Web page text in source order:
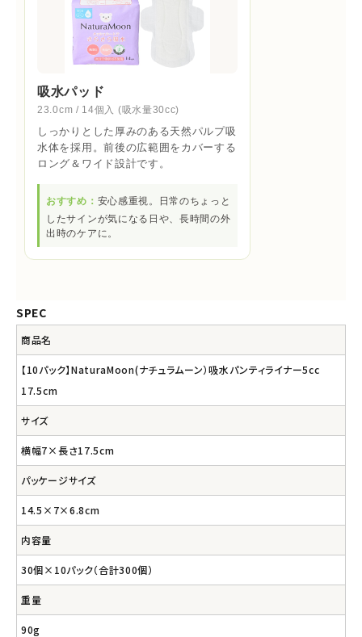
吸水パッド
23.0cm / 14個入 (吸水量30cc)
しっかりとした厚みのある天然パルプ吸
水体を採用。前後の広範囲をカバーする
ロング＆ワイド設計です。
おすすめ： 安心感重視。日常のちょっと
したサインが気になる日や、長時間の外
出時のケアに。
SPEC
商品名
【10パック】NaturaMoon(ナチュラムーン）吸水パンティライナー5cc
17.5cm
サイズ
横幅7×長さ17.5cm
パッケージサイズ
14.5×7×6.8cm
内容量
30個×10パック（合計300個）
重量
90g